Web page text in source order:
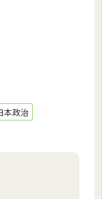
本政治